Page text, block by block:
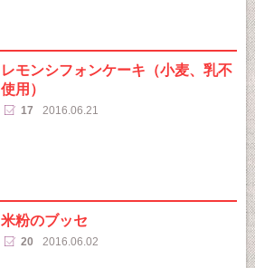
レモンシフォンケーキ（小麦、乳不
使用）
17 2016.06.21
米粉のブッセ
20 2016.06.02